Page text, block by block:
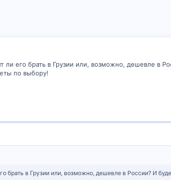
его брать в Грузии или, возможно, дешевле в
по выбору!
брать в Грузии или, возможно, дешевле в России? И